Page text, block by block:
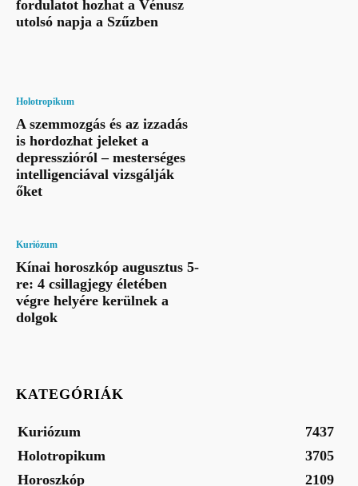
fordulatot hozhat a Vénusz
utolsó napja a Szűzben
Holotropikum
A szemmozgás és az izzadás
is hordozhat jeleket a
depresszióról – mesterséges
intelligenciával vizsgálják
őket
Kuriózum
Kínai horoszkóp augusztus 5-
re: 4 csillagjegy életében
végre helyére kerülnek a
dolgok
KATEGÓRIÁK
Kuriózum
7437
Holotropikum
3705
Horoszkóp
2109